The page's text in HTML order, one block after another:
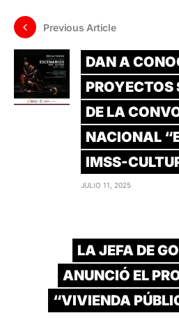
Previous Article
DAN A
PROYECTOS
DE LA
NACIONAL
IMSS-
JULIO 11, 2025
LA JEFA DE
ANUNCIÓ EL
“VIVIENDA